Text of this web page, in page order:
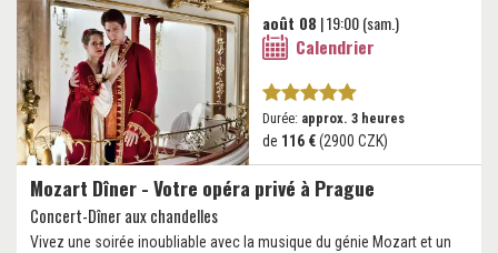
Mozart Dîner - Votre opéra privé à Prague
Concert-Dîner aux chandelles
Vivez une soirée inoubliable avec la musique du génie Mozart et un
août 08 | 19:00 (sam.)
Calendrier
Durée: approx. 3 heures
de 116 €(2900 CZK)